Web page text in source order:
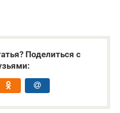
Поделиться с